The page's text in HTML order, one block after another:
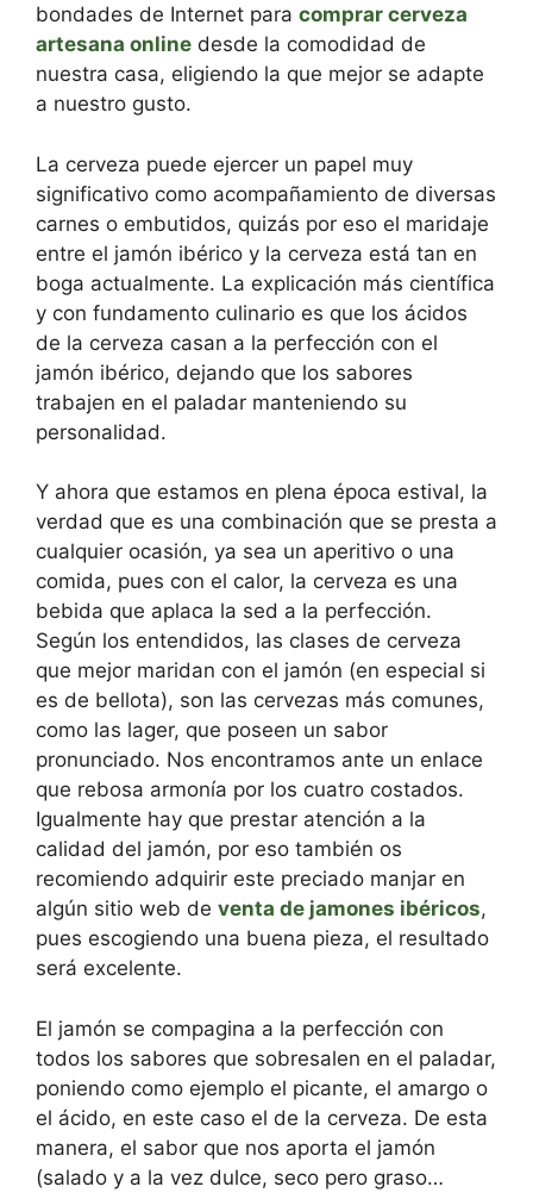
bondades de Internet para comprar cerveza
artesana online desde la comodidad de
nuestra casa, eligiendo la que mejor se adapte
a nuestro gusto.
La cerveza puede ejercer un papel muy
significativo como acompañamiento de diversas
carnes o embutidos, quizás por eso el maridaje
entre el jamón ibérico y la cerveza está tan en
boga actualmente. La explicación más científica
y con fundamento culinario es que los ácidos
de la cerveza casan a la perfección con el
jamón ibérico, dejando que los sabores
trabajen en el paladar manteniendo su
personalidad.
Y ahora que estamos en plena época estival, la
verdad que es una combinación que se presta a
cualquier ocasión, ya sea un aperitivo o una
comida, pues con el calor, la cerveza es una
bebida que aplaca la sed a la perfección.
Según los entendidos, las clases de cerveza
que mejor maridan con el jamón (en especial si
es de bellota), son las cervezas más comunes,
como las lager, que poseen un sabor
pronunciado. Nos encontramos ante un enlace
que rebosa armonía por los cuatro costados.
Igualmente hay que prestar atención a la
calidad del jamón, por eso también os
recomiendo adquirir este preciado manjar en
algún sitio web de venta de jamones ibéricos,
pues escogiendo una buena pieza, el resultado
será excelente.
El jamón se compagina a la perfección con
todos los sabores que sobresalen en el paladar,
poniendo como ejemplo el picante, el amargo o
el ácido, en este caso el de la cerveza. De esta
manera, el sabor que nos aporta el jamón
(salado y a la vez dulce, seco pero graso…